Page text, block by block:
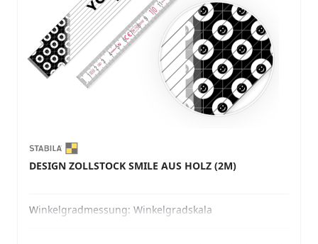
DESIGN ZOLLSTOCK SMILE AUS HOLZ (2M)
Winkelgradmessung: Winkelgradskala